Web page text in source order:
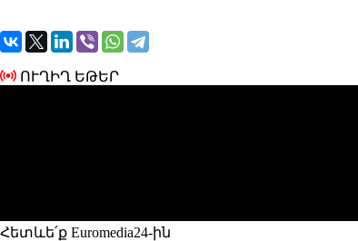
ՈՒՂԻՂ ԵԹԵՐ
Հետևե՛ք Euromedia24-ին